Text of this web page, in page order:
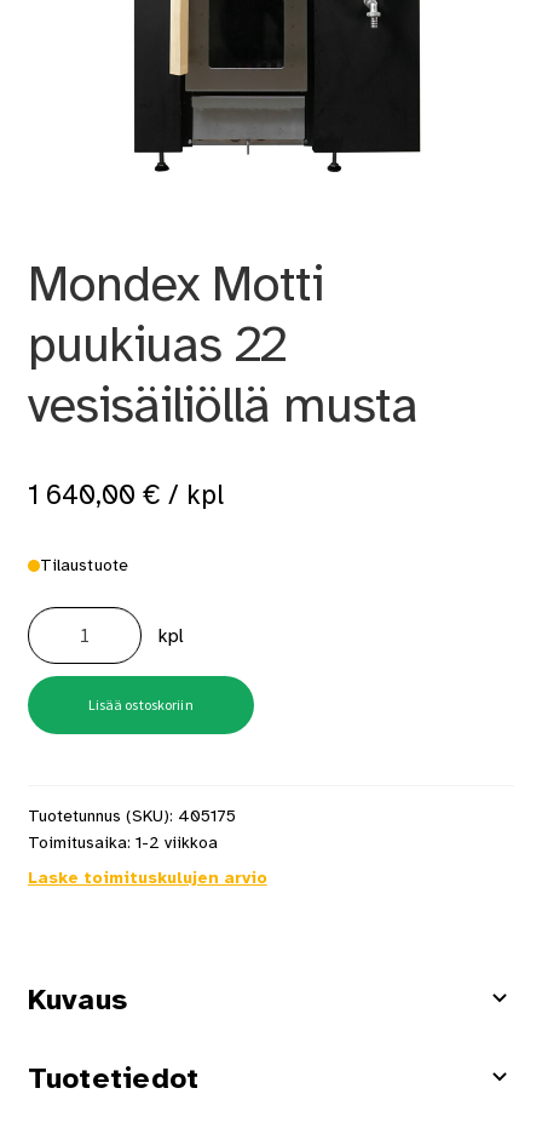
Mondex Motti
puukiuas 22
vesisäiliöllä musta
1 640,00 € / kpl
Tilaustuote
Mondex
Motti
puukiuas
22
vesisäiliöllä
musta
määrä
kpl
Lisää ostoskoriin
Tuotetunnus (SKU): 405175
Toimitusaika: 1-2 viikkoa
Laske toimituskulujen arvio
Kuvaus
Tuotetiedot